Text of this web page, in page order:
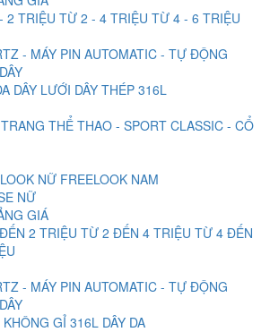
2 TRIỆU TỪ 2 - 4 TRIỆU TỪ 4 - 6 TRIỆU
- MÁY PIN AUTOMATIC - TỰ ĐỘNG
DÂY LƯỚI DÂY THÉP 316L
THỂ THAO - SPORT CLASSIC - CỔ
NỮ FREELOOK NAM
NỮ
GIÁ
2 TRIỆU TỪ 2 ĐẾN 4 TRIỆU TỪ 4 ĐẾN
- MÁY PIN AUTOMATIC - TỰ ĐỘNG
KHÔNG GỈ 316L DÂY DA